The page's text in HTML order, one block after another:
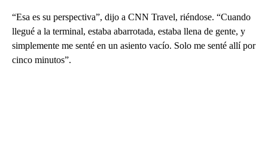
“Esa es su perspectiva”, dijo a CNN Travel, riéndose. “Cuando
llegué a la terminal, estaba abarrotada, estaba llena de gente, y
simplemente me senté en un asiento vacío. Solo me senté allí por
cinco minutos”.